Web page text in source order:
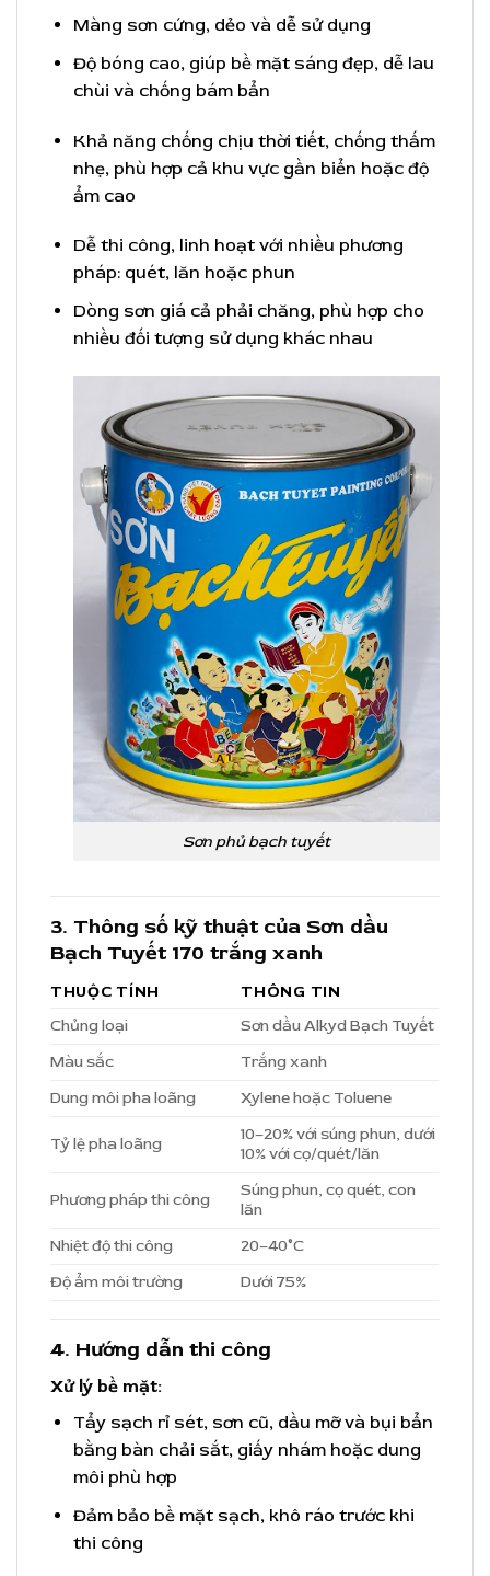
Màng sơn cứng, dẻo và dễ sử dụng
Độ bóng cao, giúp bề mặt sáng đẹp, dễ lau
chùi và chống bám bẩn
Khả năng chống chịu thời tiết, chống thấm
nhẹ, phù hợp cả khu vực gần biển hoặc độ
ẩm cao
Dễ thi công, linh hoạt với nhiều phương
pháp: quét, lăn hoặc phun
Dòng sơn giá cả phải chăng, phù hợp cho
nhiều đối tượng sử dụng khác nhau
Sơn phủ bạch tuyết
3. Thông số kỹ thuật của Sơn dầu
Bạch Tuyết 170 trắng xanh
THUỘC TÍNH
THÔNG TIN
Chủng loại
Sơn dầu Alkyd Bạch Tuyết
Màu sắc
Trắng xanh
Dung môi pha loãng
Xylene hoặc Toluene
Tỷ lệ pha loãng
10–20% với súng phun, dưới
10% với cọ/quét/lăn
Phương pháp thi công
Súng phun, cọ quét, con
lăn
Nhiệt độ thi công
20–40°C
Độ ẩm môi trường
Dưới 75%
4. Hướng dẫn thi công
Xử lý bề mặt:
Tẩy sạch rỉ sét, sơn cũ, dầu mỡ và bụi bẩn
bằng bàn chải sắt, giấy nhám hoặc dung
môi phù hợp
Đảm bảo bề mặt sạch, khô ráo trước khi
thi công